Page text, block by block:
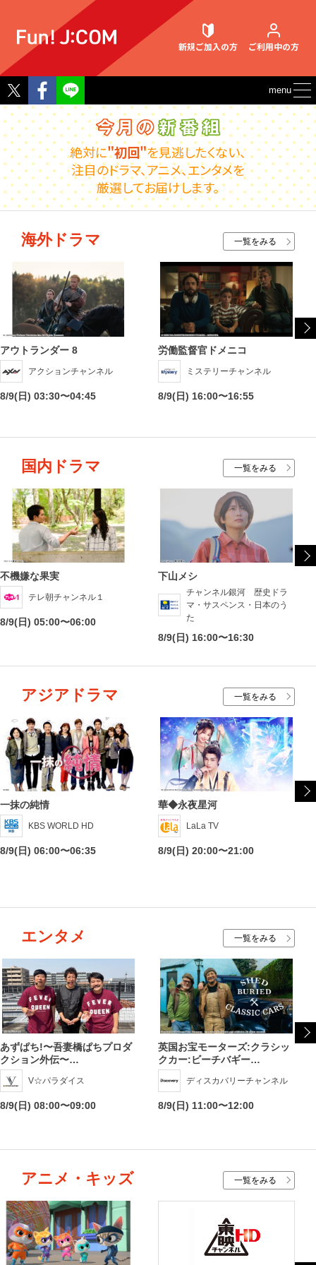
新規ご加入の方 ご利用中の方
契約内容確認・変更
お困りごと解決・よくあるご質問
Twitter
Facebook
menu
絶対に"初回"を見逃したくない、
注目のドラマ、アニメ、エンタメを
厳選してお届けします。
海外ドラマ 一覧をみる
アウトランダー 8
アクションチャンネル
8/9(日) 03:30〜04:45
労働監督官ドメニコ
ミステリーチャンネル
8/9(日) 16:00〜16:55
国内ドラマ 一覧をみる
不機嫌な果実
テレ朝チャンネル１
8/9(日) 05:00〜06:00
下山メシ
チャンネル銀河 歴史ドラ
マ・サスペンス・日本のう
た
8/9(日) 16:00〜16:30
アジアドラマ 一覧をみる
一抹の純情
KBS WORLD HD
8/9(日) 06:00〜06:35
華◆永夜星河
LaLa TV
8/9(日) 20:00〜21:00
エンタメ 一覧をみる
あずぱち!〜吾妻橋ぱちプロダ
クション外伝〜…
V☆パラダイス
8/9(日) 08:00〜09:00
英国お宝モーターズ:クラシッ
クカー:ビーチバギー…
ディスカバリーチャンネル
8/9(日) 11:00〜12:00
アニメ・キッズ 一覧をみる